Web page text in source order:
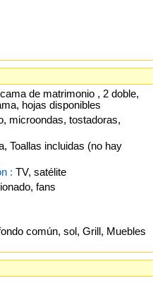
de matrimonio , 2 doble,
hojas disponibles
microondas, tostadoras,
Toallas incluidas (no hay
: TV, satélite
fans
común, sol, Grill, Muebles